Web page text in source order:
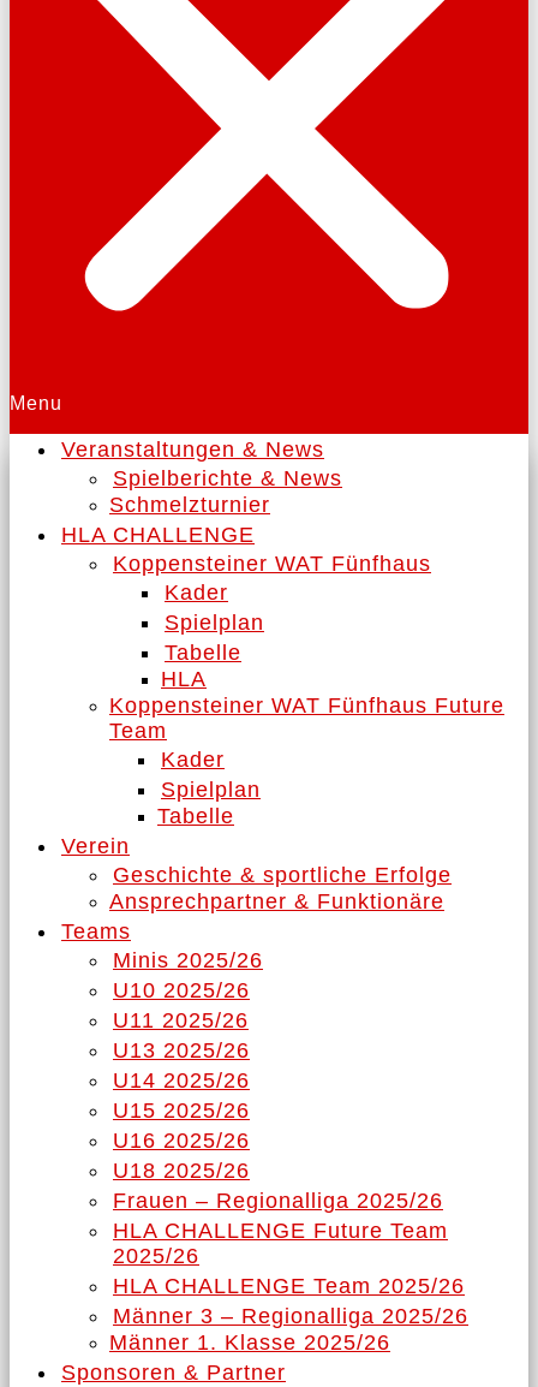
Menu
Veranstaltungen & News
Spielberichte & News
Schmelzturnier
HLA CHALLENGE
Koppensteiner WAT Fünfhaus
Kader
Spielplan
Tabelle
HLA
Koppensteiner WAT Fünfhaus Future
Team
Kader
Spielplan
Tabelle
Verein
Geschichte & sportliche Erfolge
Ansprechpartner & Funktionäre
Teams
Minis 2025/26
U10 2025/26
U11 2025/26
U13 2025/26
U14 2025/26
U15 2025/26
U16 2025/26
U18 2025/26
Frauen – Regionalliga 2025/26
HLA CHALLENGE Future Team
2025/26
HLA CHALLENGE Team 2025/26
Männer 3 – Regionalliga 2025/26
Männer 1. Klasse 2025/26
Sponsoren & Partner